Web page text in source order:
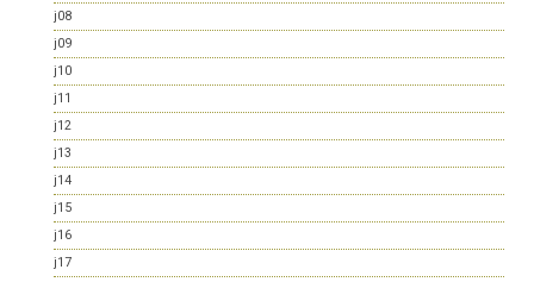
j08
j09
j10
j11
j12
j13
j14
j15
j16
j17